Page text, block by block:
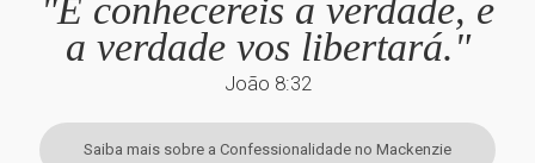
"E conhecereis a verdade, e
a verdade vos libertará."
João 8:32
Saiba mais sobre a Confessionalidade no Mackenzie